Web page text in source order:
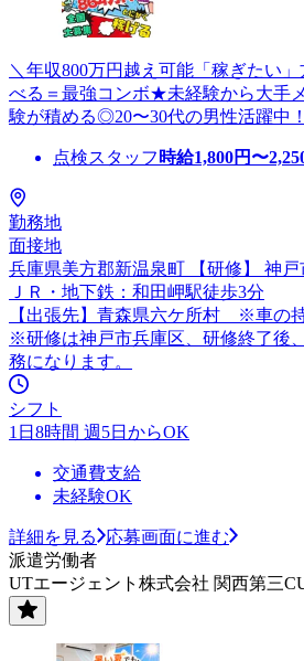
＼年収800万円越え可能「稼ぎたい
べる＝最強コンボ★未経験から大手
験が積める◎20〜30代の男性活躍中
点検スタッフ 時給1,800円〜
勤務地
面接地
兵庫県美方郡新温泉町 【研修】 神
ＪＲ・地下鉄：和田岬駅徒歩3分
【出張先】青森県六ケ所村 ※車の
※研修は神戸市兵庫区、研修終了後
務になります。
シフト
1日8時間 週5日からOK
交通費支給
未経験OK
詳細を見る
応募画面に進む
派遣労働者
UTエージェント株式会社 関西第三